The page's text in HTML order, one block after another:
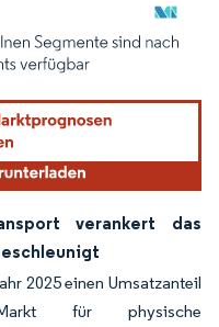
erfordert Namensnennung
verankert das
2025 einen Umsatzanteil
für physische